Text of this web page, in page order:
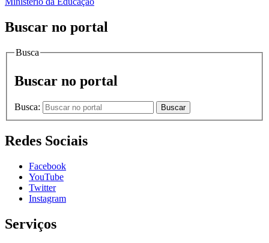
Buscar no portal
Busca
Buscar no portal
Busca: Buscar
Redes Sociais
Facebook
YouTube
Twitter
Instagram
Serviços